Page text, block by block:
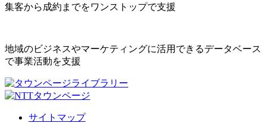
集客から成約までをワンストップで支援
地域のビジネスやマーケティングに活用できるデータベース
で事業活動を支援
サイトマップ